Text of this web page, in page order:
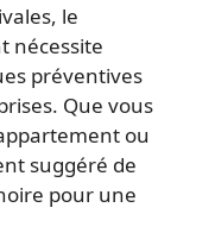
le
nécessite
préventives
Que vous
ou
suggéré de
pour une